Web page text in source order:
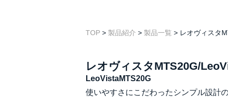
TOP > 製品紹介 > 製品一覧 > レオヴィスタ
レオヴィスタMTS20G/
LeoVistaMTS20G
使いやすさにこだわったシンプル設計